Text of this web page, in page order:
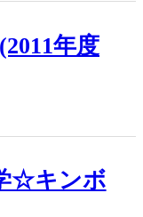
年度
☆キンボ